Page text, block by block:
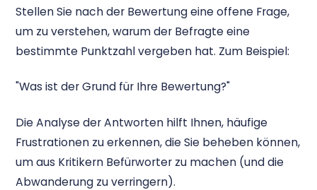
Stellen Sie nach der Bewertung eine offene Frage,
um zu verstehen, warum der Befragte eine
bestimmte Punktzahl vergeben hat. Zum Beispiel:
"Was ist der Grund für Ihre Bewertung?"
Die Analyse der Antworten hilft Ihnen, häufige
Frustrationen zu erkennen, die Sie beheben können,
um aus Kritikern Befürworter zu machen (und die
Abwanderung zu verringern).